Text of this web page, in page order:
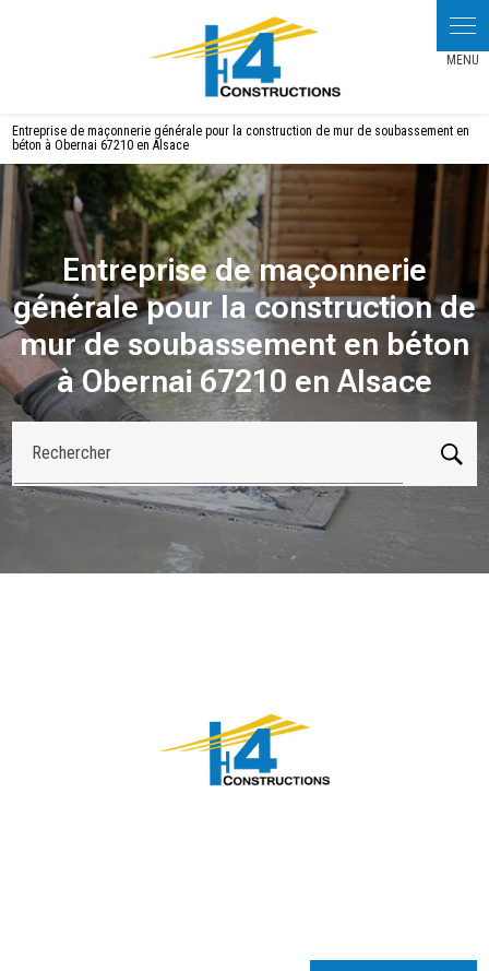
Entreprise de maçonnerie générale pour la construction de mur de soubassement en
béton à Obernai 67210 en Alsace
Entreprise de maçonnerie
générale pour la construction de
mur de soubassement en béton
à Obernai 67210 en Alsace
Rechercher